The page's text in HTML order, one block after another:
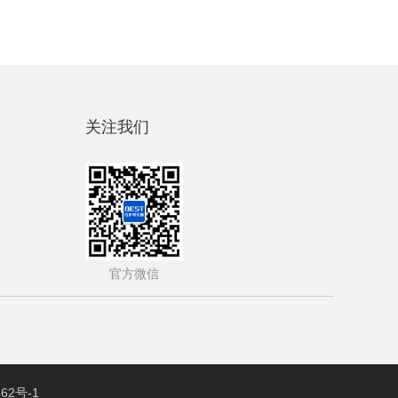
关注我们
官方微信
号-1